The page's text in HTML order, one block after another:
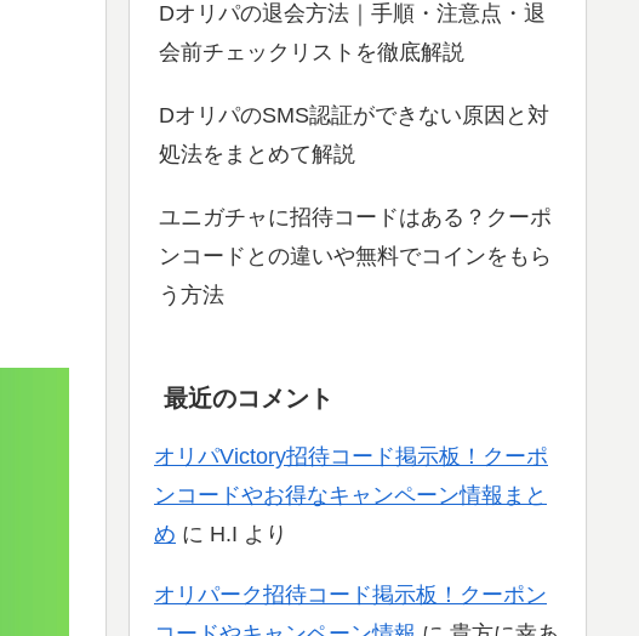
Dオリパの退会方法｜手順・注意点・退
会前チェックリストを徹底解説
DオリパのSMS認証ができない原因と対
処法をまとめて解説
ユニガチャに招待コードはある？クーポ
ンコードとの違いや無料でコインをもら
う方法
最近のコメント
オリパVictory招待コード掲示板！クーポ
ンコードやお得なキャンペーン情報まと
め に H.I より
オリパーク招待コード掲示板！クーポン